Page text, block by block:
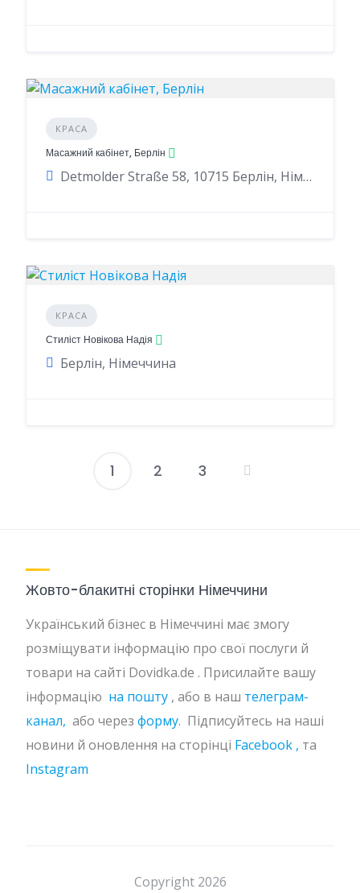
КРАСА
Масажний кабінет, Берлін
Detmolder Straße 58, 10715 Берлін, Німеччина
КРАСА
Стиліст Новікова Надія
Берлін, Німеччина
Пагінація
1 2 3
Жовто-блакитні сторінки Німеччини
Український бізнес в Німеччині має змогу
розміщувати інформацію про свої послуги й
товари на сайті Dovidka.de . Присилайте вашу
інформацію на пошту , або в наш телеграм-
канал, або через форму. Підписуйтесь на наші
новини й оновлення на сторінці Facebook , та
Instagram
Copyright 2026